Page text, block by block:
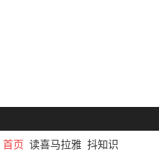
首页 读喜马拉雅 抖知识